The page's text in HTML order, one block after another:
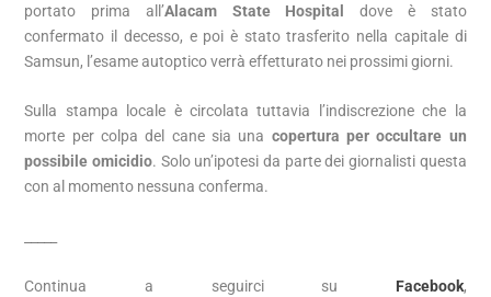
portato prima all’Alacam State Hospital
dove è stato
confermato il decesso, e poi è stato trasferito nella capitale di
Samsun, l’esame autoptico verrà effetturato nei prossimi giorni.
Sulla stampa locale è circolata tuttavia l’indiscrezione che la
morte per colpa del cane sia una copertura per occultare un
possibile omicidio. Solo un’ipotesi da parte dei giornalisti questa
con al momento nessuna conferma.
Continua a seguirci su Facebook,